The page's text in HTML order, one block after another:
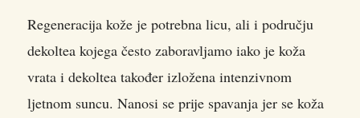
Regeneracija kože je potrebna licu, ali i području
dekoltea kojega često zaboravljamo iako je koža
vrata i dekoltea također izložena intenzivnom
ljetnom suncu. Nanosi se prije spavanja jer se koža